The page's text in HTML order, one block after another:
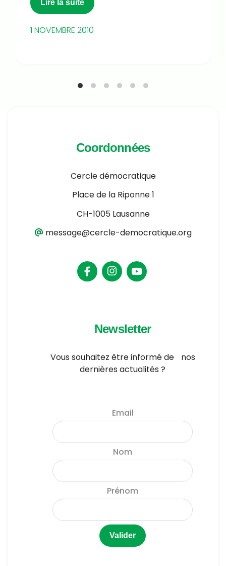
Lire la suite
1 NOVEMBRE 2010
Coordonnées
Cercle démocratique
Place de la Riponne 1
CH-1005 Lausanne
message@cercle-democratique.org
Newsletter
Vous souhaitez être informé de nos
dernières actualités ?
Email
Nom
Prénom